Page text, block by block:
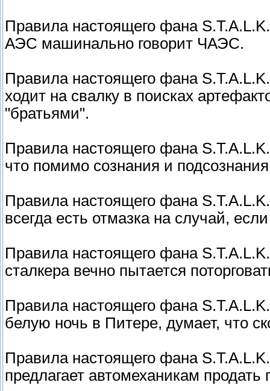
Правила настоящего фана
АЭС машинально говорит ЧАЭС.
Правила настоящего фана
ходит на свалку в поисках
"братьями".
Правила настоящего фана
что помимо сознания и
Правила настоящего фана
всегда есть отмазка на случай,
Правила настоящего фана
сталкера вечно пытается
Правила настоящего фана
белую ночь в Питере, думает, что
Правила настоящего фана
предлагает автомеханикам